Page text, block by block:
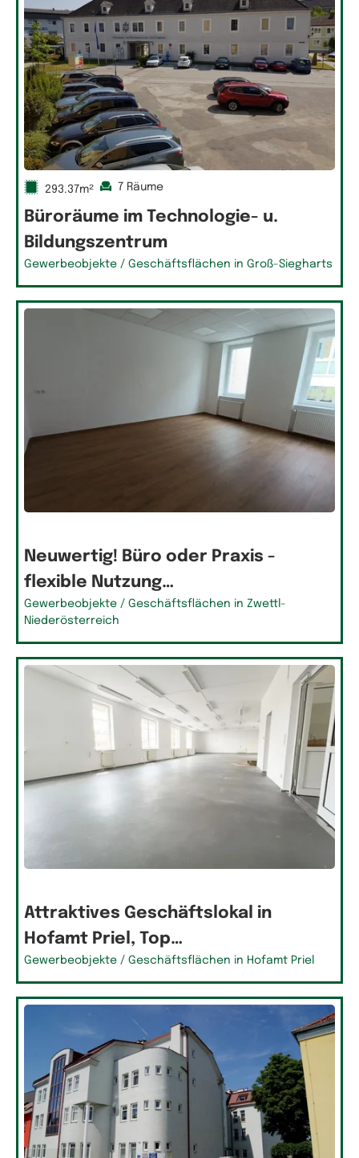
293.37m² 7 Räume
Büroräume im Technologie- u.
Bildungszentrum
Gewerbeobjekte / Geschäftsflächen in Groß-Siegharts
Neuwertig! Büro oder Praxis -
flexible Nutzung…
Gewerbeobjekte / Geschäftsflächen in Zwettl-
Niederösterreich
Attraktives Geschäftslokal in
Hofamt Priel, Top…
Gewerbeobjekte / Geschäftsflächen in Hofamt Priel